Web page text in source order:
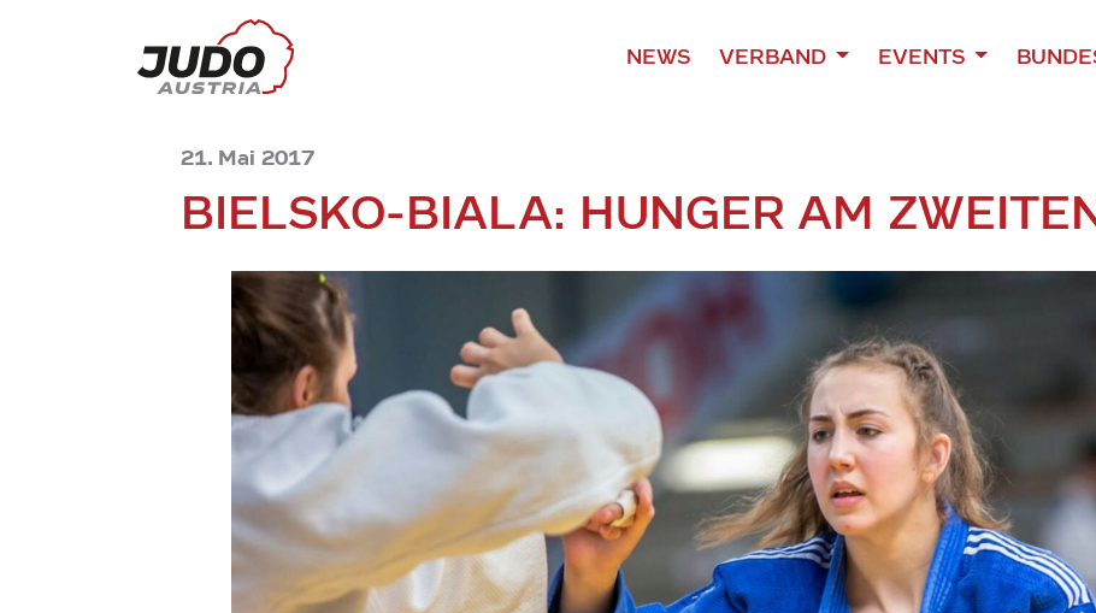
NEWS VERBAND EVENTS
21. Mai 2017
BIELSKO-BIALA: HUNGER AM